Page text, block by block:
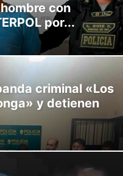
con
por...
criminal «Los
y detienen